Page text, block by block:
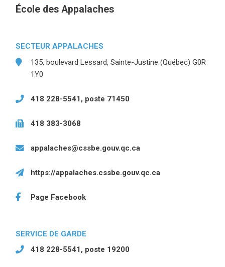
École des Appalaches
SECTEUR APPALACHES
135, boulevard Lessard, Sainte-Justine (Québec) G0R
1Y0
418 228-5541, poste 71450
418 383-3068
appalaches@cssbe.gouv.qc.ca
https://appalaches.cssbe.gouv.qc.ca
Page Facebook
SERVICE DE GARDE
418 228-5541, poste 19200